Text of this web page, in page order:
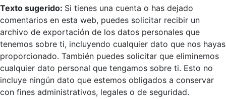
Texto sugerido: Si tienes una cuenta o has dejado
comentarios en esta web, puedes solicitar recibir un
archivo de exportación de los datos personales que
tenemos sobre ti, incluyendo cualquier dato que nos hayas
proporcionado. También puedes solicitar que eliminemos
cualquier dato personal que tengamos sobre ti. Esto no
incluye ningún dato que estemos obligados a conservar
con fines administrativos, legales o de seguridad.